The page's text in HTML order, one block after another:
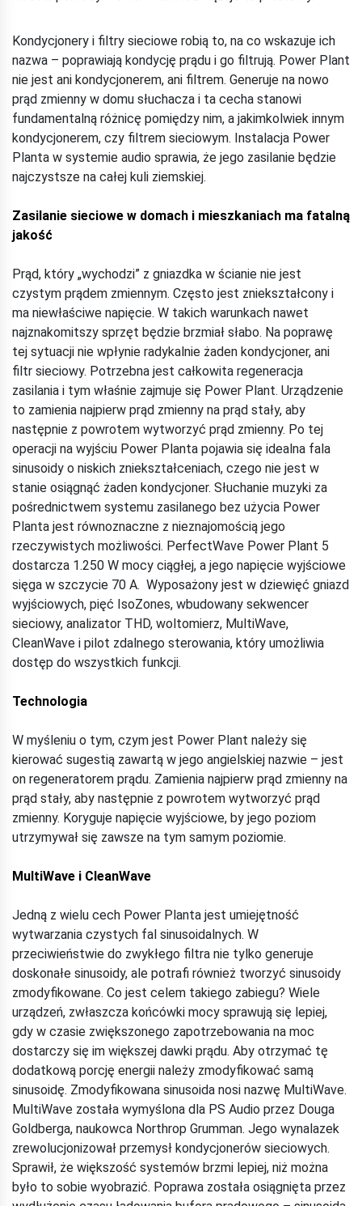
Kondycjonery i filtry sieciowe robią to, na co wskazuje ich
nazwa – poprawiają kondycję prądu i go filtrują. Power Plant
nie jest ani kondycjonerem, ani filtrem. Generuje na nowo
prąd zmienny w domu słuchacza i ta cecha stanowi
fundamentalną różnicę pomiędzy nim, a jakimkolwiek innym
kondycjonerem, czy filtrem sieciowym. Instalacja Power
Planta w systemie audio sprawia, że jego zasilanie będzie
najczystsze na całej kuli ziemskiej.
Zasilanie sieciowe w domach i mieszkaniach ma fatalną
jakość
Prąd, który „wychodzi” z gniazdka w ścianie nie jest
czystym prądem zmiennym. Często jest zniekształcony i
ma niewłaściwe napięcie. W takich warunkach nawet
najznakomitszy sprzęt będzie brzmiał słabo. Na poprawę
tej sytuacji nie wpłynie radykalnie żaden kondycjoner, ani
filtr sieciowy. Potrzebna jest całkowita regeneracja
zasilania i tym właśnie zajmuje się Power Plant. Urządzenie
to zamienia najpierw prąd zmienny na prąd stały, aby
następnie z powrotem wytworzyć prąd zmienny. Po tej
operacji na wyjściu Power Planta pojawia się idealna fala
sinusoidy o niskich zniekształceniach, czego nie jest w
stanie osiągnąć żaden kondycjoner. Słuchanie muzyki za
pośrednictwem systemu zasilanego bez użycia Power
Planta jest równoznaczne z nieznajomością jego
rzeczywistych możliwości. PerfectWave Power Plant 5
dostarcza 1.250 W mocy ciągłej, a jego napięcie wyjściowe
sięga w szczycie 70 A. Wyposażony jest w dziewięć gniazd
wyjściowych, pięć IsoZones, wbudowany sekwencer
sieciowy, analizator THD, woltomierz, MultiWave,
CleanWave i pilot zdalnego sterowania, który umożliwia
dostęp do wszystkich funkcji.
Technologia
W myśleniu o tym, czym jest Power Plant należy się
kierować sugestią zawartą w jego angielskiej nazwie – jest
on regeneratorem prądu. Zamienia najpierw prąd zmienny na
prąd stały, aby następnie z powrotem wytworzyć prąd
zmienny. Koryguje napięcie wyjściowe, by jego poziom
utrzymywał się zawsze na tym samym poziomie.
MultiWave i CleanWave
Jedną z wielu cech Power Planta jest umiejętność
wytwarzania czystych fal sinusoidalnych. W
przeciwieństwie do zwykłego filtra nie tylko generuje
doskonałe sinusoidy, ale potrafi również tworzyć sinusoidy
zmodyfikowane. Co jest celem takiego zabiegu? Wiele
urządzeń, zwłaszcza końcówki mocy sprawują się lepiej,
gdy w czasie zwiększonego zapotrzebowania na moc
dostarczy się im większej dawki prądu. Aby otrzymać tę
dodatkową porcję energii należy zmodyfikować samą
sinusoidę. Zmodyfikowana sinusoida nosi nazwę MultiWave.
MultiWave została wymyślona dla PS Audio przez Douga
Goldberga, naukowca Northrop Grumman. Jego wynalazek
zrewolucjonizował przemysł kondycjonerów sieciowych.
Sprawił, że większość systemów brzmi lepiej, niż można
było to sobie wyobrazić. Poprawa została osiągnięta przez